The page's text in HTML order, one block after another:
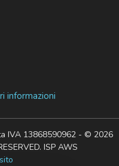
informazioni
IVA 13868590962 - © 2026
ISP AWS